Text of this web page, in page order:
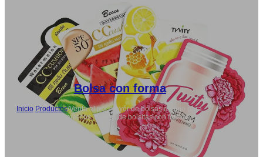
Bolsa con forma
Inicio Productos/Venta al por mayor de bolsas de lujo para
envases de cosméticos, fábrica de bolsitas con formas